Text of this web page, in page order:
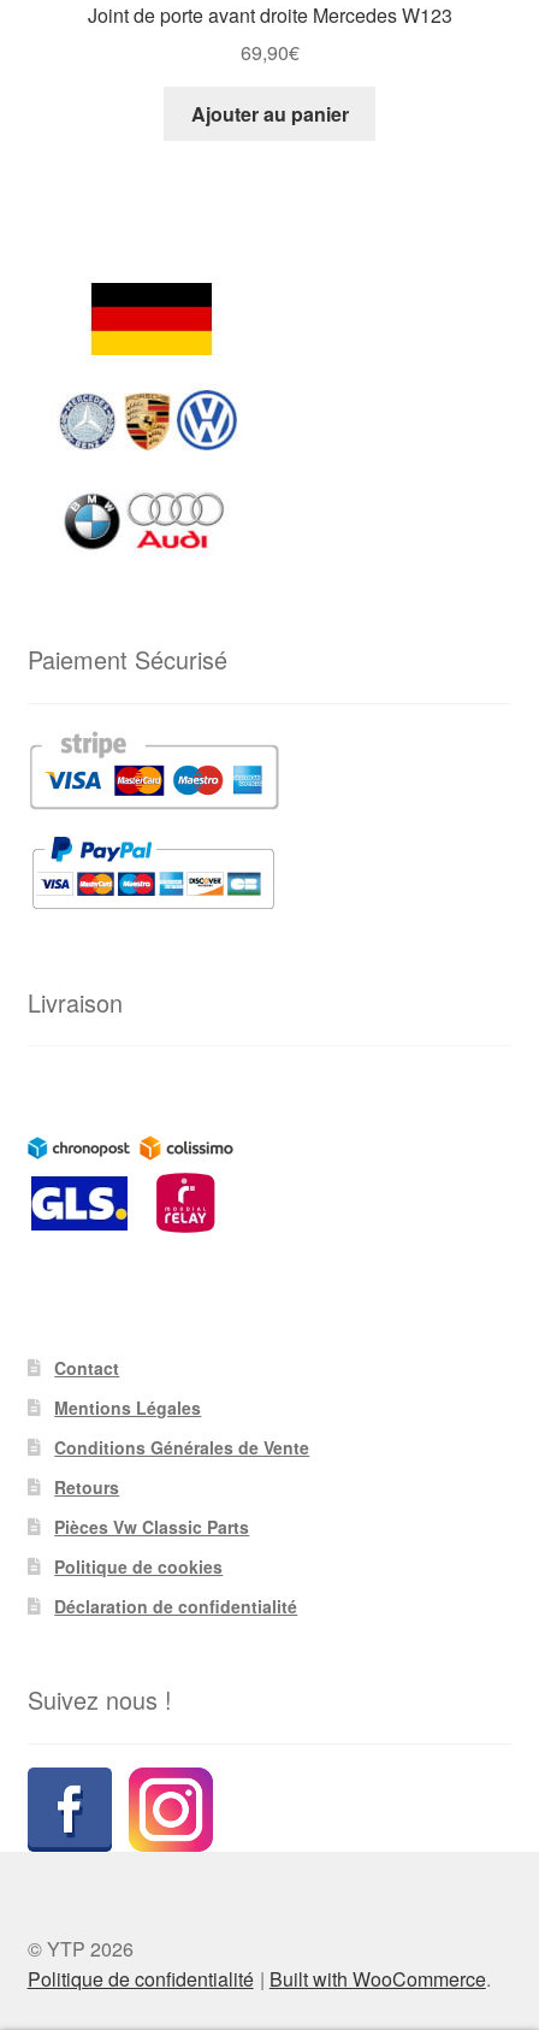
Joint de porte avant droite Mercedes W123
69,90€
Ajouter au panier
Paiement Sécurisé
Livraison
Contact
Mentions Légales
Conditions Générales de Vente
Retours
Pièces Vw Classic Parts
Politique de cookies
Déclaration de confidentialité
Suivez nous !
© YTP 2026
Politique de confidentialité
Built with WooCommerce.